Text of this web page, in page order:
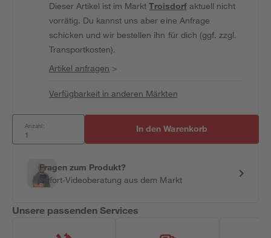
Dieser Artikel ist im MarktTroisdorfaktuell nicht
vorrätig. Du kannst uns aber eine Anfrage
schicken und wir bestellen ihn für dich (ggf. zzgl.
Transportkosten).
Artikel anfragen >
Verfügbarkeit in anderen Märkten
Anzahl: In den Warenkorb
Fragen zum Produkt?
Sofort-Videoberatung aus dem Markt
Unsere passenden Services